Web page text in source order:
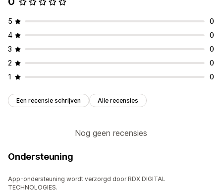
5
0
4
0
3
0
2
0
1
0
Een recensie schrijven Alle recensies
Nog geen recensies
Ondersteuning
App-ondersteuning wordt verzorgd door RDX DIGITAL
TECHNOLOGIES.